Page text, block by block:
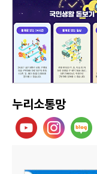
누리소통망